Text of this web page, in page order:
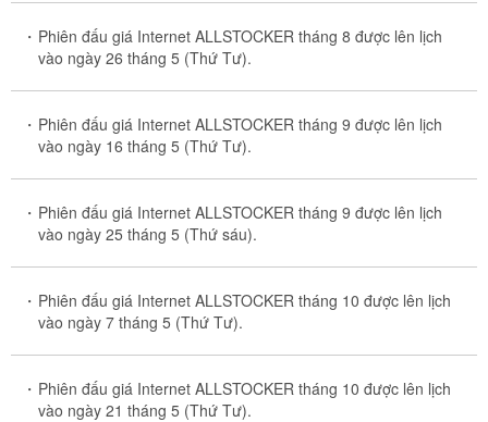
Phiên đấu giá Internet ALLSTOCKER tháng 8 được lên lịch
vào ngày 26 tháng 5 (Thứ Tư).
Phiên đấu giá Internet ALLSTOCKER tháng 9 được lên lịch
vào ngày 16 tháng 5 (Thứ Tư).
Phiên đấu giá Internet ALLSTOCKER tháng 9 được lên lịch
vào ngày 25 tháng 5 (Thứ sáu).
Phiên đấu giá Internet ALLSTOCKER tháng 10 được lên lịch
vào ngày 7 tháng 5 (Thứ Tư).
Phiên đấu giá Internet ALLSTOCKER tháng 10 được lên lịch
vào ngày 21 tháng 5 (Thứ Tư).